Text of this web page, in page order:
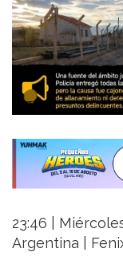
23:46 |
Argentina |